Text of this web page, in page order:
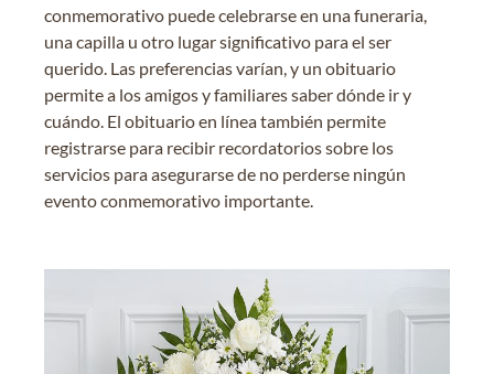
conmemorativo puede celebrarse en una funeraria,
una capilla u otro lugar significativo para el ser
querido. Las preferencias varían, y un obituario
permite a los amigos y familiares saber dónde ir y
cuándo. El obituario en línea también permite
registrarse para recibir recordatorios sobre los
servicios para asegurarse de no perderse ningún
evento conmemorativo importante.